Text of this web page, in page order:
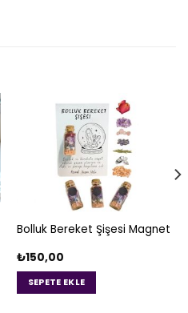
Bolluk Bereket Şişesi Magnet
₺150,00
SEPETE EKLE